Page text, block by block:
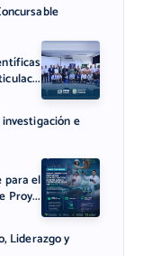
e
para el
Proy...
Liderazgo y